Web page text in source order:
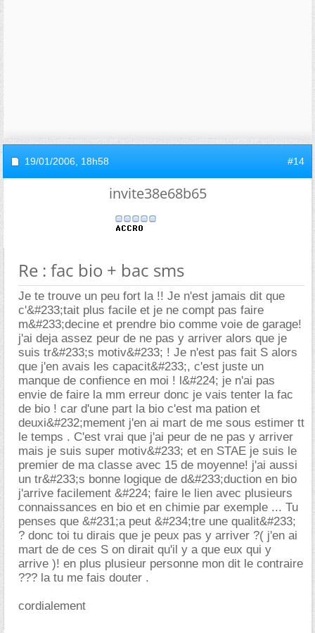
19/01/2006, 18h58 #14
invite38e68b65
Re : fac bio + bac sms
Je te trouve un peu fort la !! Je n'est jamais dit que
c'&#233;tait plus facile et je ne compt pas faire
m&#233;decine et prendre bio comme voie de garage!
j'ai deja assez peur de ne pas y arriver alors que je
suis tr&#233;s motiv&#233; ! Je n'est pas fait S alors
que j'en avais les capacit&#233;, c'est juste un
manque de confience en moi ! l&#224; je n'ai pas
envie de faire la mm erreur donc je vais tenter la fac
de bio ! car d'une part la bio c'est ma pation et
deuxi&#232;mement j'en ai mart de me sous estimer tt
le temps . C'est vrai que j'ai peur de ne pas y arriver
mais je suis super motiv&#233; et en STAE je suis le
premier de ma classe avec 15 de moyenne! j'ai aussi
un tr&#233;s bonne logique de d&#233;duction en bio
j'arrive facilement &#224; faire le lien avec plusieurs
connaissances en bio et en chimie par exemple ... Tu
penses que &#231;a peut &#234;tre une qualit&#233;
? donc toi tu dirais que je peux pas y arriver ?( j'en ai
mart de de ces S on dirait qu'il y a que eux qui y
arrive )! en plus plusieur personne mon dit le contraire
??? la tu me fais douter .
cordialement